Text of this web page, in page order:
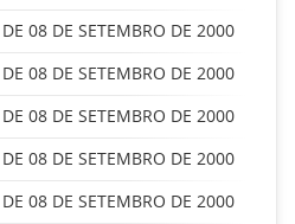
08 DE SETEMBRO DE 2000
08 DE SETEMBRO DE 2000
08 DE SETEMBRO DE 2000
08 DE SETEMBRO DE 2000
08 DE SETEMBRO DE 2000